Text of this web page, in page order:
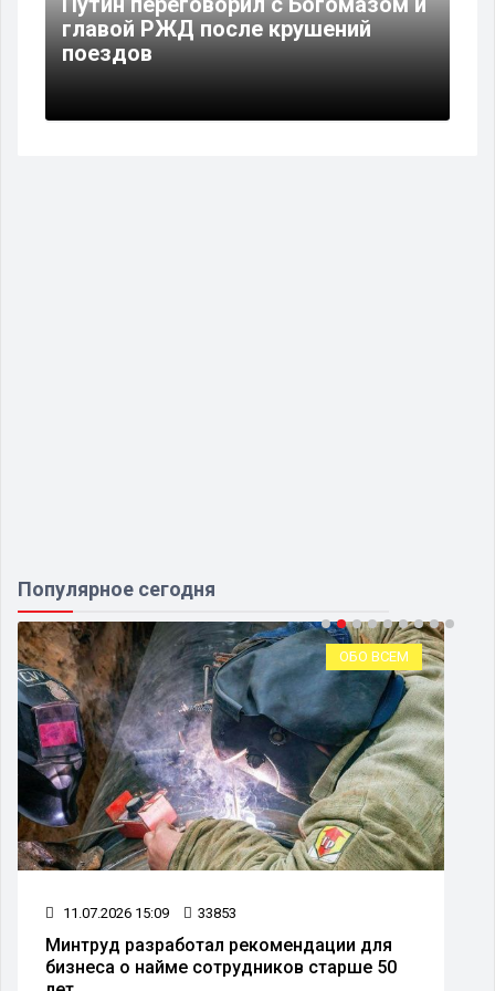
главой РЖД после крушений
поездов
Популярное сегодня
ОБО ВСЕМ
11.07.2026 15:09 33853
Минтруд разработал рекомендации для
бизнеса о найме сотрудников старше 50